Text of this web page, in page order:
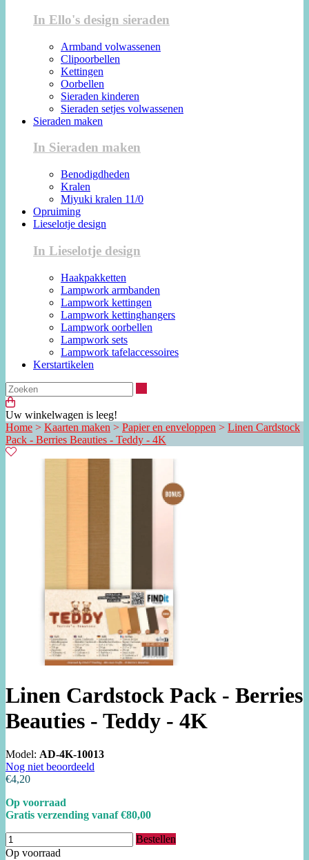
In Ello's design sieraden
Armband volwassenen
Clipoorbellen
Kettingen
Oorbellen
Sieraden kinderen
Sieraden setjes volwassenen
Sieraden maken
In Sieraden maken
Benodigdheden
Kralen
Miyuki kralen 11/0
Opruiming
Lieselotje design
In Lieselotje design
Haakpakketten
Lampwork armbanden
Lampwork kettingen
Lampwork kettinghangers
Lampwork oorbellen
Lampwork sets
Lampwork tafelaccessoires
Kerstartikelen
Uw winkelwagen is leeg!
Home > Kaarten maken > Papier en enveloppen > Linen Cardstock
Pack - Berries Beauties - Teddy - 4K
Linen Cardstock Pack - Berries
Beauties - Teddy - 4K
Model: AD-4K-10013
Nog niet beoordeeld
€4,20
Op voorraad
Gratis verzending vanaf €80,00
Bestellen
Op voorraad